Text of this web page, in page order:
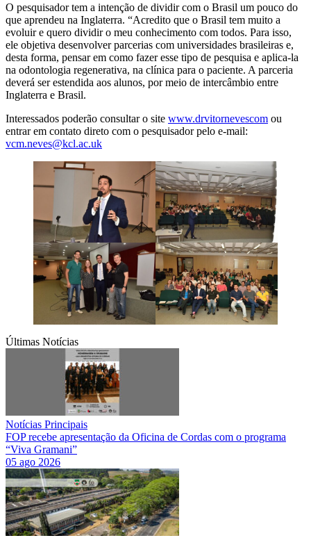
O pesquisador tem a intenção de dividir com o Brasil um pouco do
que aprendeu na Inglaterra. “Acredito que o Brasil tem muito a
evoluir e quero dividir o meu conhecimento com todos. Para isso,
ele objetiva desenvolver parcerias com universidades brasileiras e,
desta forma, pensar em como fazer esse tipo de pesquisa e aplica-la
na odontologia regenerativa, na clínica para o paciente. A parceria
deverá ser estendida aos alunos, por meio de intercâmbio entre
Inglaterra e Brasil.
Interessados poderão consultar o site www.drvitornevescom ou
entrar em contato direto com o pesquisador pelo e-mail:
vcm.neves@kcl.ac.uk
Últimas Notícias
Notícias Principais
FOP recebe apresentação da Oficina de Cordas com o programa
“Viva Gramani”
05 ago 2026